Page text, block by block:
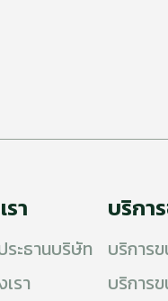
รา
ระธานบริษัท
รา
บริกา
บริการ
บริการ